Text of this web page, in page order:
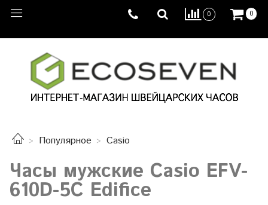
0 0
Популярное Casio
Часы мужские Casio EFV-
610D-5C Edifice